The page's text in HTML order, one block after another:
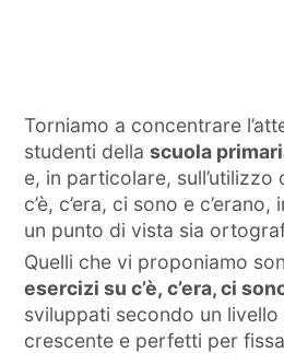
Torniamo a concentrare
studenti dellascuola
e, in particolare, sull’utilizzo
c’è, c’era, ci sono e
un punto di vista sia
Quelli che vi proponiamo
esercizi su c’è, c’era, ci
sviluppati secondo un
crescente e perfetti per